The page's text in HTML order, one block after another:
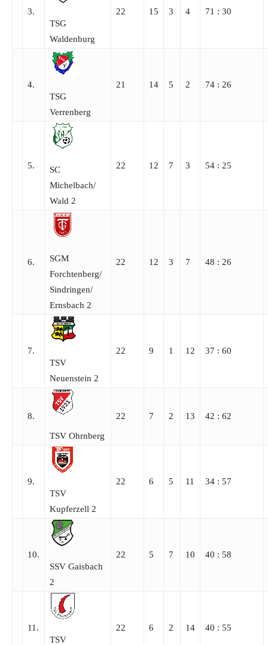
3.
TSG
Waldenburg
22 15 3 4 71 : 30
4.
TSG
Verrenberg
21 14 5 2 74 : 26
5.
SC
Michelbach/​
Wald 2
22 12 7 3 54 : 25
6.
SGM
Forchtenberg/​
Sindringen/​
Ernsbach 2
22 12 3 7 48 : 26
7.
TSV
Neuenstein 2
22 9 1 12 37 : 60
8.
TSV Ohrnberg
22 7 2 13 42 : 62
9.
TSV
Kupferzell 2
22 6 5 11 34 : 57
10.
SSV Gaisbach
2
22 5 7 10 40 : 58
11.
TSV
22 6 2 14 40 : 55